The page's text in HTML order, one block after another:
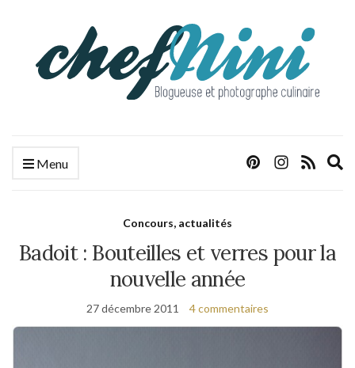
Menu
Concours, actualités
Badoit : Bouteilles et verres pour la
nouvelle année
27 décembre 2011 4 commentaires